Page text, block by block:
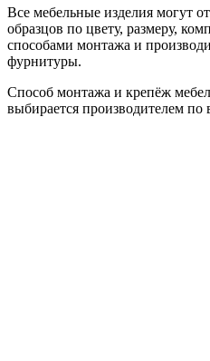
Все мебельные изделия могут
образцов по цвету, размеру,
способами монтажа и
фурнитуры.
Способ монтажа и крепёж
выбирается производителем